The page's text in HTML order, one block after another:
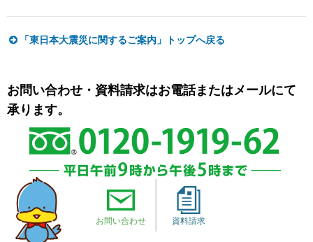
「東日本大震災に関するご案内」トップへ戻る
お問い合わせ・資料請求はお電話またはメールにて
承ります。
お問い合わせ 資料請求